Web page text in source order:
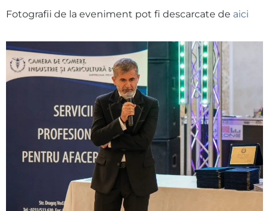
Fotografii de la eveniment pot fi descarcate de aici